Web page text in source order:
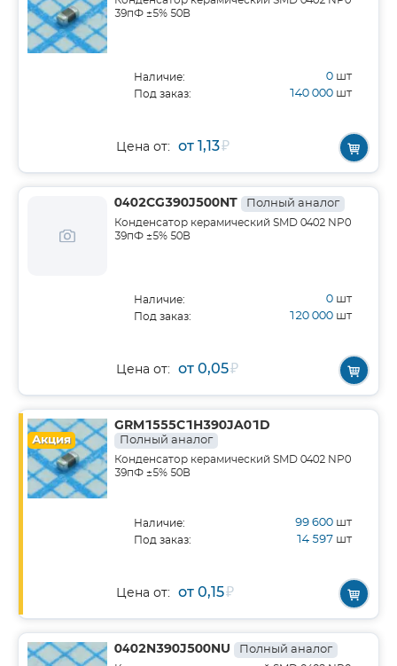
39пФ ±5% 50В
Наличие: 0 шт
Под заказ: 140 000 шт
Цена от: от 1,13₽
0402CG390J500NT Полный аналог
Конденсатор керамический SMD 0402 NP0
39пФ ±5% 50В
Наличие: 0 шт
Под заказ: 120 000 шт
Цена от: от 0,05₽
Акция
GRM1555C1H390JA01D
Полный аналог
Конденсатор керамический SMD 0402 NP0
39пФ ±5% 50В
Наличие: 99 600 шт
Под заказ: 14 597 шт
Цена от: от 0,15₽
0402N390J500NU Полный аналог